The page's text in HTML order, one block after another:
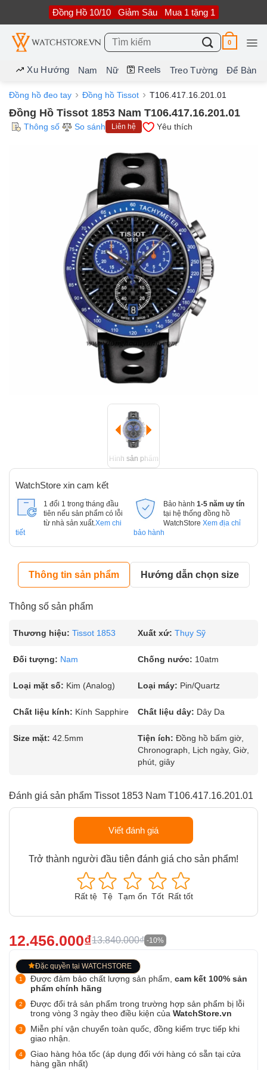
nội
dung
Đồng Hồ 10/10 Giảm Sâu Mua 1 tặng 1
Tìm
kiếm:
0
Xu Hướng Nam Nữ Reels Treo Tường Để Bàn
Đồng hồ đeo tay Đồng hồ Tissot T106.417.16.201.01
Đồng Hồ Tissot 1853 Nam T106.417.16.201.01
Thông số So sánh Liên hệ Yêu thích
Hình sản phẩm
WatchStore xin cam kết
1 đổi 1 trong tháng đầu
tiên nếu sản phẩm có lỗi
từ nhà sản xuất. Xem chi
tiết
Bảo hành 1-5 năm uy tín
tại hệ thống đồng hồ
WatchStore Xem địa chỉ
bảo hành
Thông tin sản phẩm Hướng dẫn chọn size
Thông số sản phẩm
Thương hiệu: Tissot 1853 Xuất xứ: Thụy Sỹ
Đối tượng: Nam Chống nước: 10atm
Loại mặt số: Kim (Analog) Loại máy: Pin/Quartz
Chất liệu kính: Kính Sapphire Chất liệu dây: Dây Da
Size mặt: 42.5mm Tiện ích: Đồng hồ bấm giờ,
Chronograph, Lịch ngày, Giờ,
phút, giây
Đánh giá sản phẩm Tissot 1853 Nam T106.417.16.201.01
Viết đánh giá
Trở thành người đầu tiên đánh giá cho sản phẩm!
Rất tệ Tệ Tạm ổn Tốt Rất tốt
12.456.000₫13.840.000₫ -10%
Đặc quyền tại WATCHSTORE
Được đảm bảo chất lượng sản phẩm, cam kết 100% sản
phẩm chính hãng
Được đổi trả sản phẩm trong trường hợp sản phẩm bị lỗi
trong vòng 3 ngày theo điều kiện của WatchStore.vn
Miễn phí vận chuyển toàn quốc, đồng kiểm trực tiếp khi
giao nhận.
Giao hàng hỏa tốc (áp dụng đối với hàng có sẵn tại cửa
hàng gần nhất)